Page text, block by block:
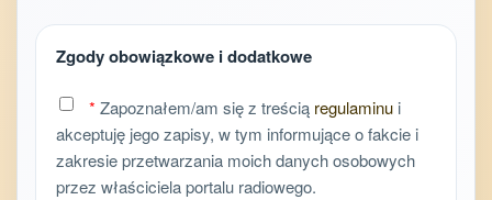
Zgody obowiązkowe i dodatkowe
* Zapoznałem/am się z treścią regulaminu i
akceptuję jego zapisy, w tym informujące o fakcie i
zakresie przetwarzania moich danych osobowych
przez właściciela portalu radiowego.